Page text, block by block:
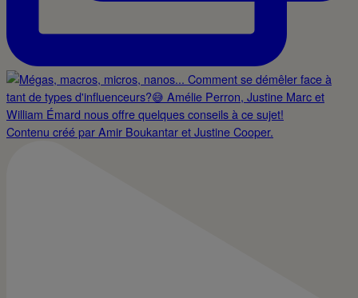
Contenu créé par Amir Boukantar et Justine Cooper.